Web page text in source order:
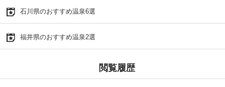
石川県のおすすめ温泉6選
福井県のおすすめ温泉2選
閲覧履歴